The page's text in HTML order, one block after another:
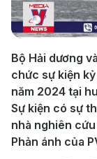
Bộ Hải dương
chức sự kiện
năm 2024 tại
Sự kiện có sự
nhà nghiên
Phản ánh của